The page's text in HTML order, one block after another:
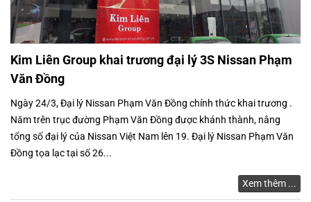
TIN
TỨC
TƯ
VẤN
LIÊN
HỆ
BẢNG
GIÁ
Kim Liên Group khai trương đại lý 3S Nissan Phạm
Văn Đồng
Ngày 24/3, Đại lý Nissan Phạm Văn Đồng chính thức khai trương .
Năm trên trục đường Phạm Văn Đồng được khánh thành, nâng
tổng số đại lý của Nissan Việt Nam lên 19. Đại lý Nissan Phạm Văn
Đồng tọa lạc tại số 26...
Xem thêm ...